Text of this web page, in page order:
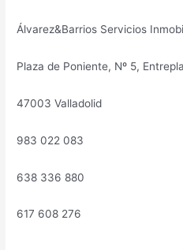
Álvarez&Barrios Servicios
Plaza de Poniente, Nº 5,
47003 Valladolid
983 022 083
638 336 880
617 608 276